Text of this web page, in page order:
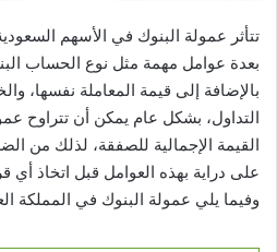
بعدة عوامل مهمة مثل نوع الحساب
بالإضافة إلى قيمة المعاملة نفسها،
القيمة الإجمالية للصفقة، لذلك من
على دراية بهذه العوامل قبل اتخاذ أي
وفيما يلي عمولة البنوك في المملكة